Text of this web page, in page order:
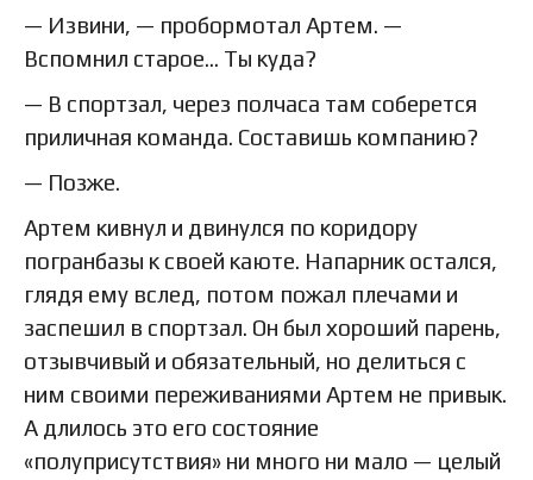
— Извини, — пробормотал Артем. —
Вспомнил старое… Ты куда?
— В спортзал, через полчаса там соберется
приличная команда. Составишь компанию?
— Позже.
Артем кивнул и двинулся по коридору
погранбазы к своей каюте. Напарник остался,
глядя ему вслед, потом пожал плечами и
заспешил в спортзал. Он был хороший парень,
отзывчивый и обязательный, но делиться с
ним своими переживаниями Артем не привык.
А длилось это его состояние
«полуприсутствия» ни много ни мало — целый